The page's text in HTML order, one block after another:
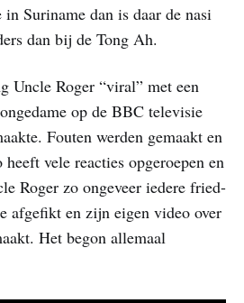
Suriname dan is daar de nasi
dan bij de Tong Ah.
Uncle Roger “viral” met een
op de BBC televisie
Fouten werden gemaakt en
vele reacties opgeroepen en
Roger zo ongeveer iedere fried-
afgefikt en zijn eigen video over
Het begon allemaal